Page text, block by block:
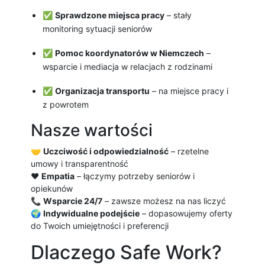
✅ Sprawdzone miejsca pracy – stały
monitoring sytuacji seniorów
✅ Pomoc koordynatorów w Niemczech –
wsparcie i mediacja w relacjach z rodzinami
✅ Organizacja transportu – na miejsce pracy i
z powrotem
Nasze wartości
🤝 Uczciwość i odpowiedzialność – rzetelne
umowy i transparentność
❤️ Empatia – łączymy potrzeby seniorów i
opiekunów
📞 Wsparcie 24/7 – zawsze możesz na nas liczyć
🌍 Indywidualne podejście – dopasowujemy oferty
do Twoich umiejętności i preferencji
Dlaczego Safe Work?